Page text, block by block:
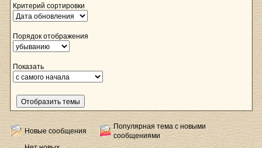
Критерий сортировки
Порядок отображения
Показать
Новые сообщения
Популярная тема с новыми
сообщениями